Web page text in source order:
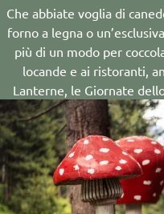
Che abbiate voglia di
forno a legna o
più di un modo per
locande e ai ristoranti,
Lanterne, le Giornate